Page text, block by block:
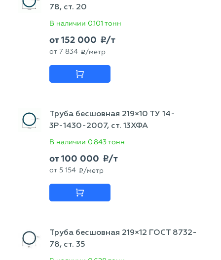
78, ст. 20
В наличии 0.101 тонн
от152 000 p/т
от 7 834 p /метр
Труба бесшовная 219×10 ТУ 14-
3Р-1430-2007, ст. 13ХФА
В наличии 0.843 тонн
от100 000 p/т
от 5 154 p /метр
Труба бесшовная 219×12 ГОСТ 8732-
78, ст. 35